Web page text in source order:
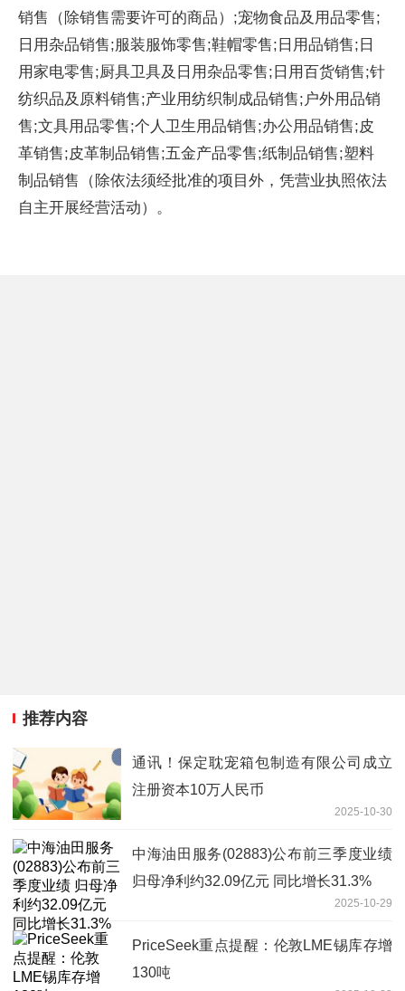
销售（除销售需要许可的商品）;宠物食品及用品零售;
日用杂品销售;服装服饰零售;鞋帽零售;日用品销售;日
用家电零售;厨具卫具及日用杂品零售;日用百货销售;针
纺织品及原料销售;产业用纺织制成品销售;户外用品销
售;文具用品零售;个人卫生用品销售;办公用品销售;皮
革销售;皮革制品销售;五金产品零售;纸制品销售;塑料
制品销售（除依法须经批准的项目外，凭营业执照依法
自主开展经营活动）。
推荐内容
通讯！保定耽宠箱包制造有限公司成立
注册资本10万人民币
2025-10-30
中海油田服务(02883)公布前三季度业绩
归母净利约32.09亿元 同比增长31.3%
2025-10-29
PriceSeek重点提醒：伦敦LME锡库存增
130吨